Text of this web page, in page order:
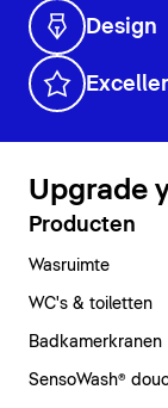
Design
Upgrade
Producten
Wasruimte
WC's & toiletten
Badkamerkranen
SensoWash®